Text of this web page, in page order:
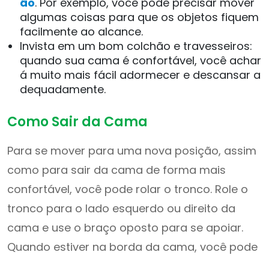
algumas coisas para que os objetos fiquem
facilmente ao alcance.
Invista em um bom colchão e travesseiros:
quando sua cama é confortável, você achar
á muito mais fácil adormecer e descansar a
dequadamente.
Como Sair da Cama
Para se mover para uma nova posição, assim
como para sair da cama de forma mais
confortável, você pode rolar o tronco. Role o
tronco para o lado esquerdo ou direito da
cama e use o braço oposto para se apoiar.
Quando estiver na borda da cama, você pode